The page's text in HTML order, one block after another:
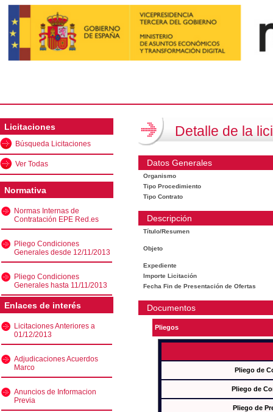
Licitaciones
Búsqueda Licitaciones
Ver Todas
Normativa
Normas Internas de
Contratación EPE Red.es
Pliego Condiciones
Generales desde 12/11/2013
Pliego Condiciones
Generales hasta 11/11/2013
Enlaces de interés
Licitaciones Anteriores a
01/12/2013
Adjudicaciones Acuerdos
Marco
Anuncios de Informacion
Previa
Detalle de la
Datos Generales
Organismo
Tipo Procedimiento
Tipo Contrato
Descripción
Título/Resumen
Objeto
Expediente
Importe Licitación
Fecha Fin de Presentación de Ofertas
Documentos
Pliegos
Pliego de
Pliego de
Pliego de